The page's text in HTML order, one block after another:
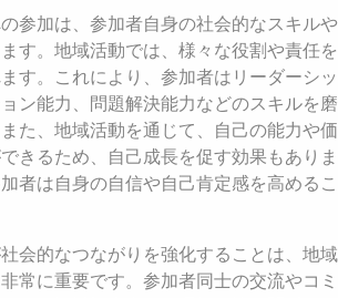
参加は、参加者自身の社会的なスキルや
す。地域活動では、様々な役割や責任を
す。これにより、参加者はリーダーシッ
ン能力、問題解決能力などのスキルを磨
た、地域活動を通じて、自己の能力や価
きるため、自己成長を促す効果もありま
者は自身の自信や自己肯定感を高めるこ
会的なつながりを強化することは、地域
常に重要です。参加者同士の交流やコミ